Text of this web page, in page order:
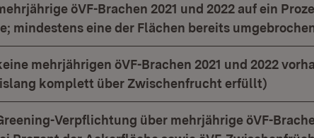
öVF-Brachen 2021 und 2022 auf ein
mindestens eine der Flächen bereits
mehrjährigen öVF-Brachen 2021 und 2022
komplett über Zwischenfrucht erfüllt)
Verpflichtung über mehrjährige öVF-